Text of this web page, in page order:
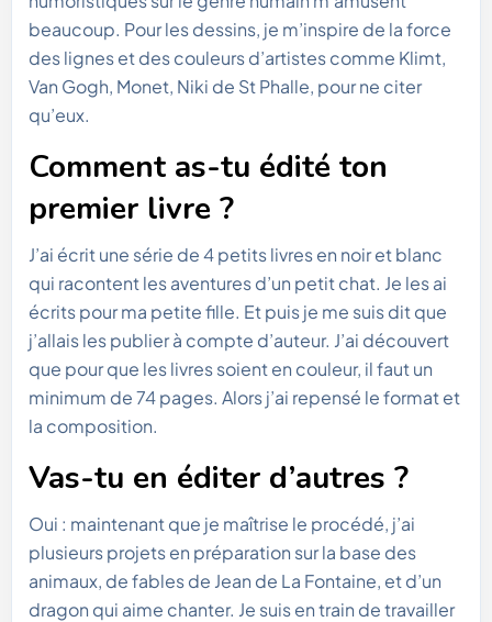
beaucoup. Pour les dessins, je m’inspire de la force
des lignes et des couleurs d’artistes comme Klimt,
Van Gogh, Monet, Niki de St Phalle, pour ne citer
qu’eux.
Comment as-tu édité ton
premier livre ?
J’ai écrit une série de 4 petits livres en noir et blanc
qui racontent les aventures d’un petit chat. Je les ai
écrits pour ma petite fille. Et puis je me suis dit que
j’allais les publier à compte d’auteur. J’ai découvert
que pour que les livres soient en couleur, il faut un
minimum de 74 pages. Alors j’ai repensé le format et
la composition.
Vas-tu en éditer d’autres ?
Oui : maintenant que je maîtrise le procédé, j’ai
plusieurs projets en préparation sur la base des
animaux, de fables de Jean de La Fontaine, et d’un
dragon qui aime chanter. Je suis en train de travailler